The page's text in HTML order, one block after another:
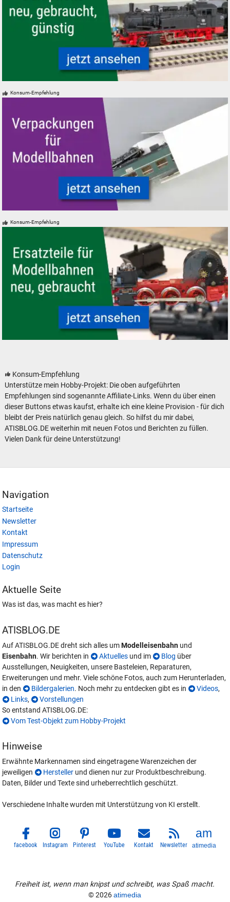
Konsum-Empfehlung
Konsum-Empfehlung
Konsum-Empfehlung
Unterstütze mein Hobby-Projekt: Die oben aufgeführten
Empfehlungen sind sogenannte Affiliate-Links. Wenn du über einen
dieser Buttons etwas kaufst, erhalte ich eine kleine Provision - für dich
bleibt der Preis natürlich genau gleich. So hilfst du mir dabei,
ATISBLOG.DE weiterhin mit neuen Fotos und Berichten zu füllen.
Vielen Dank für deine Unterstützung!
Navigation
Startseite
Newsletter
Kontakt
Impressum
Datenschutz
Login
Aktuelle Seite
Was ist das, was macht es hier?
ATISBLOG.DE
Auf ATISBLOG.DE dreht sich alles umModelleisenbahn und
Eisenbahn. Wir berichten in Aktuelles und im Blog über
Ausstellungen, Neuigkeiten, unsere Basteleien, Reparaturen,
Erweiterungen und mehr. Viele schöne Fotos, auch zum Herunterladen,
in den
Bildergalerien. Noch mehr zu entdecken gibt es in Videos,
Links,
Vorstellungen
So entstand ATISBLOG.DE:
Vom Test-Objekt zum Hobby-Projekt
Hinweise
Erwähnte Markennamen sind eingetragene Warenzeichen der
jeweiligen
Hersteller und dienen nur zur Produktbeschreibung.
Daten, Bilder und Texte sind urheberrechtlich geschützt.
Verschiedene Inhalte wurden mit Unterstützung von KI erstellt.
facebook Instagram Pinterest YouTube Kontakt Newsletter atimedia
Freiheit ist, wenn man knipst und schreibt, was Spaß macht.
© 2026atimedia